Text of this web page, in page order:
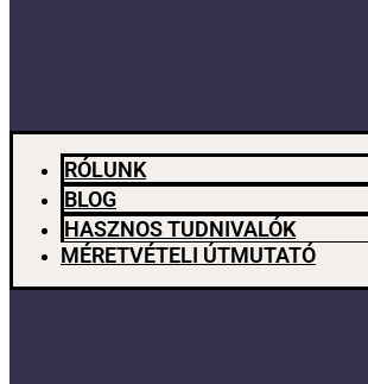
RÓLUNK
BLOG
HASZNOS TUDNIVALÓK
MÉRETVÉTELI ÚTMUTATÓ